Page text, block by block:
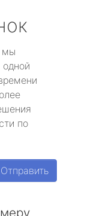
мы
по
Отправить